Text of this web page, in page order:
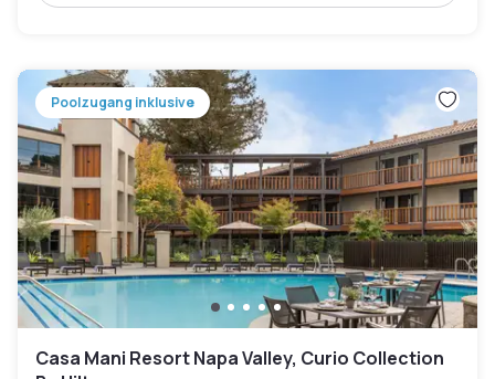
Poolzugang inklusive
Casa Mani Resort Napa Valley, Curio Collection